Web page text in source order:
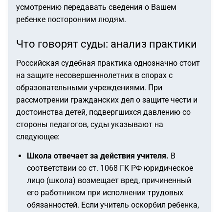
усмотрению передавать сведения о Вашем
ребенке посторонним людям.
Что говорят суды: анализ практики
Российская судебная практика однозначно стоит
на защите несовершеннолетних в спорах с
образовательными учреждениями. При
рассмотрении гражданских дел о защите чести и
достоинства детей, подвергшихся давлению со
стороны педагогов, суды указывают на
следующее:
Школа отвечает за действия учителя. В
соответствии со ст. 1068 ГК РФ юридическое
лицо (школа) возмещает вред, причиненный
его работником при исполнении трудовых
обязанностей. Если учитель оскорбил ребенка,